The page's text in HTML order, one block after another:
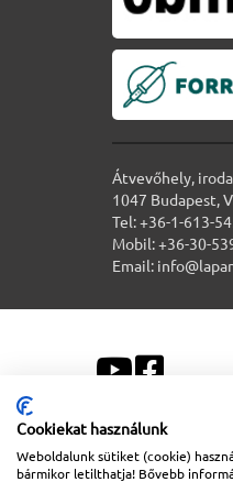
Átvevőhely,
1047 Budapest,
Tel: +36-1-613-
Mobil: +36-30-
Email:
Cookiekat használunk
Weboldalunk sütiket (cookie)
bármikor letilthatja! Bővebb